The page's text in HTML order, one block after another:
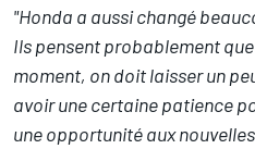
"Honda a aussi changé
Ils pensent probablement
moment, on doit laisser un
avoir une certaine patience
une opportunité aux